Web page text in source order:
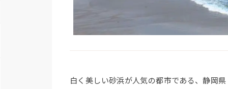
白く美しい砂浜が人気の都市である、静岡